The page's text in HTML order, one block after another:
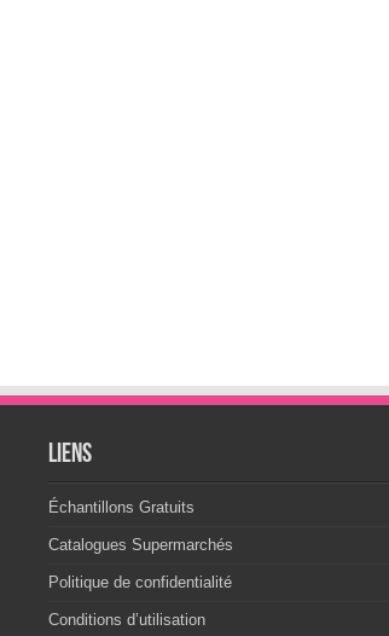
Liens
Échantillons Gratuits
Catalogues Supermarchés
Politique de confidentialité
Conditions d’utilisation